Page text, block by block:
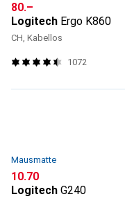
CHF
80.–
Logitech Ergo K860
CH, Kabellos
1072
Mausmatte
CHF
10.70
Logitech G240